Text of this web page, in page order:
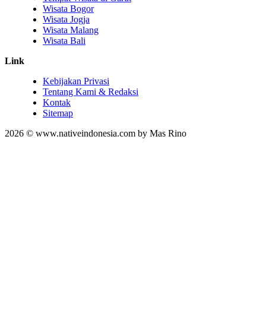
Wisata Bogor
Wisata Jogja
Wisata Malang
Wisata Bali
Link
Kebijakan Privasi
Tentang Kami & Redaksi
Kontak
Sitemap
2026 © www.nativeindonesia.com by Mas Rino